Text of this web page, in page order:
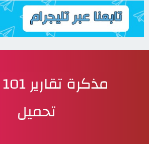
تحميل